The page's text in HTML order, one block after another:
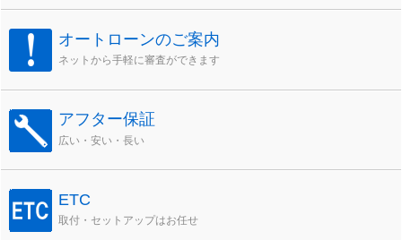
オートローンのご案内
ネットから手軽に審査ができます
アフター保証
広い・安い・長い
ETC
取付・セットアップはお任せ